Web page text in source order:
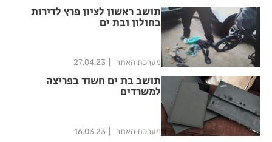
תושב ראשון לציון פרץ לדירות
בחולון ובת ים
מערכת האתר 27.04.23
תושב בת ים חשוד בפריצה
למשרדים
מערכת האתר 16.03.23